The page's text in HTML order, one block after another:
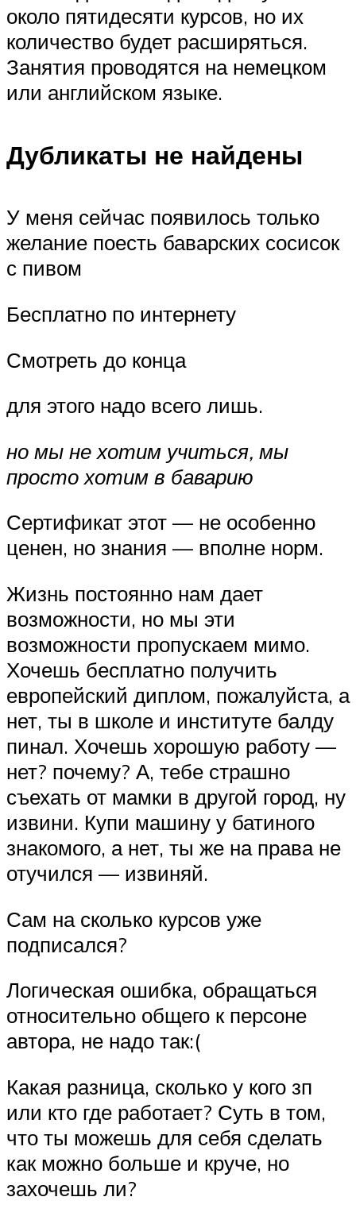
около пятидесяти курсов, но их
количество будет расширяться.
Занятия проводятся на немецком
или английском языке.
Дубликаты не найдены
У меня сейчас появилось только
желание поесть баварских сосисок
с пивом
Бесплатно по интернету
Смотреть до конца
для этого надо всего лишь.
но мы не хотим учиться, мы
просто хотим в баварию
Сертификат этот — не особенно
ценен, но знания — вполне норм.
Жизнь постоянно нам дает
возможности, но мы эти
возможности пропускаем мимо.
Хочешь бесплатно получить
европейский диплом, пожалуйста, а
нет, ты в школе и институте балду
пинал. Хочешь хорошую работу —
нет? почему? А, тебе страшно
съехать от мамки в другой город, ну
извини. Купи машину у батиного
знакомого, а нет, ты же на права не
отучился — извиняй.
Сам на сколько курсов уже
подписался?
Логическая ошибка, обращаться
относительно общего к персоне
автора, не надо так:(
Какая разница, сколько у кого зп
или кто где работает? Суть в том,
что ты можешь для себя сделать
как можно больше и круче, но
захочешь ли?